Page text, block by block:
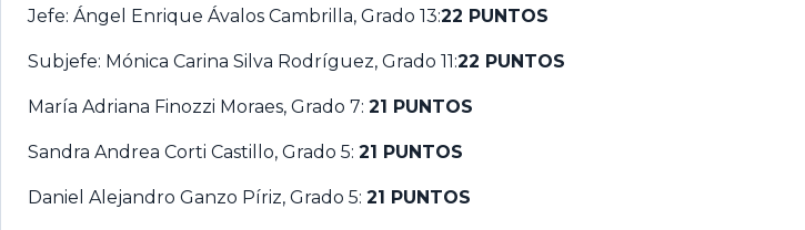
Jefe: Ángel Enrique Ávalos Cambrilla, Grado 13:22 PUNTOS
Subjefe: Mónica Carina Silva Rodríguez, Grado 11:22 PUNTOS
María Adriana Finozzi Moraes, Grado 7: 21 PUNTOS
Sandra Andrea Corti Castillo, Grado 5: 21 PUNTOS
Daniel Alejandro Ganzo Píriz, Grado 5: 21 PUNTOS